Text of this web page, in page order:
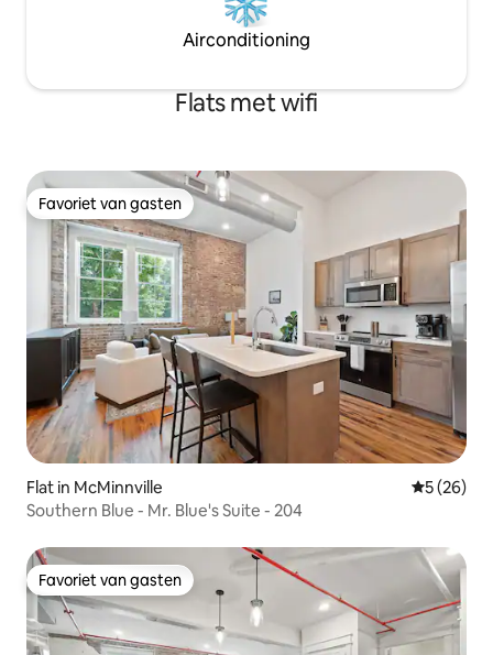
Airconditioning
Flats met wifi
Favoriet van gasten
Favoriet van gasten
Flat in McMinnville
5 (26)
Southern Blue - Mr. Blue's Suite - 204
Favoriet van gasten
Favoriet van gasten